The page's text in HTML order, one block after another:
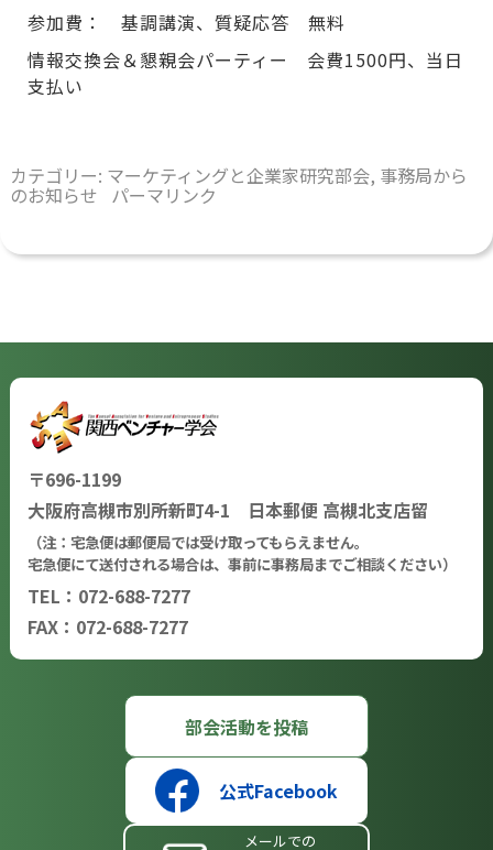
参加費： 基調講演、質疑応答 無料
情報交換会＆懇親会パーティー 会費1500円、当日
支払い
カテゴリー: マーケティングと企業家研究部会, 事務局から
のお知らせ パーマリンク
〒696-1199
大阪府高槻市別所新町4-1 日本郵便 高槻北支店留
（注：宅急便は郵便局では受け取ってもらえません。
宅急便にて送付される場合は、事前に事務局までご相談ください）
TEL：072-688-7277
FAX：072-688-7277
部会活動を投稿
公式Facebook
メールでの